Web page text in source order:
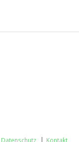
Datenschutz Kontakt